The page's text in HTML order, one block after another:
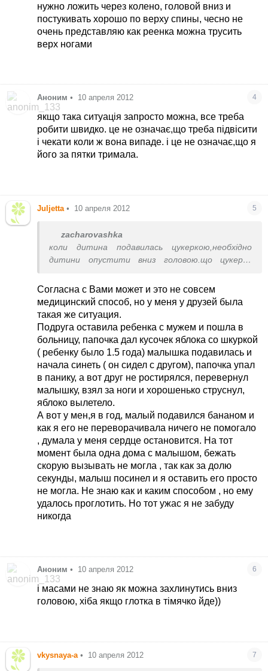
нужно ложить через колено, головой вниз и
постукивать хорошо по верху спины, чесно не
очень представляю как реенка можна трусить
верх ногами
Аноним • 10 апреля 2012 4
якщо така ситуація запросто можна, все треба
робити швидко. це не означає,що треба підвісити
і чекати коли ж вона випаде. і це не означає,що я
його за пятки тримала.
Juljetta • 10 апреля 2012 5
zacharovashka
коли дитина подавилась цукеркою,необхідно
дитини опустити вниз головою.що цукерка
завжди ефективно,але ще і так можна. я колись
дитину спасла на вулиці. йду.сидить мамочка в
швидку залелефонувати,а малий вже синіє, не
знаю де в мене взялось стільки сили, я його
перевернула вниз головою і трусанула за ніжки
,дитина вирвала і виплюнула цукерка.
Согласна с Вами может и это не совсем
медицинский способ, но у меня у друзей была
такая же ситуация.
Подруга оставила ребенка с мужем и пошла в
больницу, папочка дал кусочек яблока со шкуркой
( ребенку было 1.5 года) малышка подавилась и
начала синеть ( он сидел с другом), папочка упал
в панику, а вот друг не ростирялся, перевернул
малышку, взял за ноги и хорошенько струснул,
яблоко вылетело.
А вот у мен,я в год, малый подавился бананом и
как я его не переворачивала ничего не помогало
, думала у меня сердце остановится. На тот
момент была одна дома с малышом, бежать
скорую вызывать не могла , так как за долю
секунды, малыш посинел и я оставить его просто
не могла. Не знаю как и каким способом , но ему
удалось проглотить. Но тот ужас я не забуду
никогда
Аноним • 10 апреля 2012 6
і масами не знаю як можна захлинутись вниз
головою, хіба якщо глотка в тімячко йде))
vkysnaya-a • 10 апреля 2012 7